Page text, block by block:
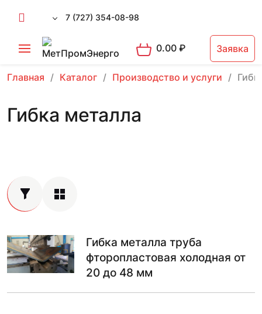
7 (727) 354-08-98
0.00₽ Заявка
Главная Каталог Производство и услуги
Гибка металла
Гибка металла труба
фторопластовая холодная от
20 до 48 мм